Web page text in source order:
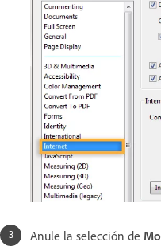
Anule la selección de